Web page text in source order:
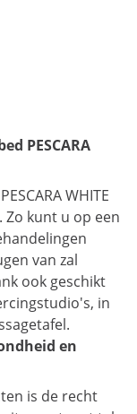
PESCARA
WHITE
kunt u op een
van zal
ook geschikt
in
en
is de recht